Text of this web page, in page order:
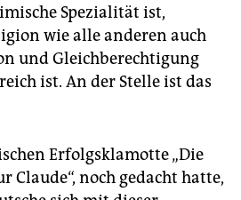
Spezialität ist,
wie alle anderen auch
und Gleichberechtigung
ist. An der Stelle ist das
Erfolgsklamotte „Die
Claude“, noch gedacht hatte,